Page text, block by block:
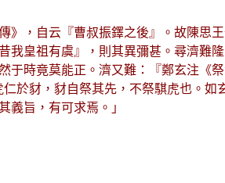
》，自云『曹叔振鐸之後』。故陳思
皇祖有虞』，則其異彌甚。尋濟難
時竟莫能正。濟又難：『鄭玄注《祭
於豺，豺自祭其先，不祭騏虎也。如
義旨，有可求焉。」